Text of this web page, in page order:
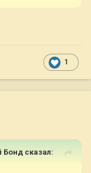
1
Бонд сказал: